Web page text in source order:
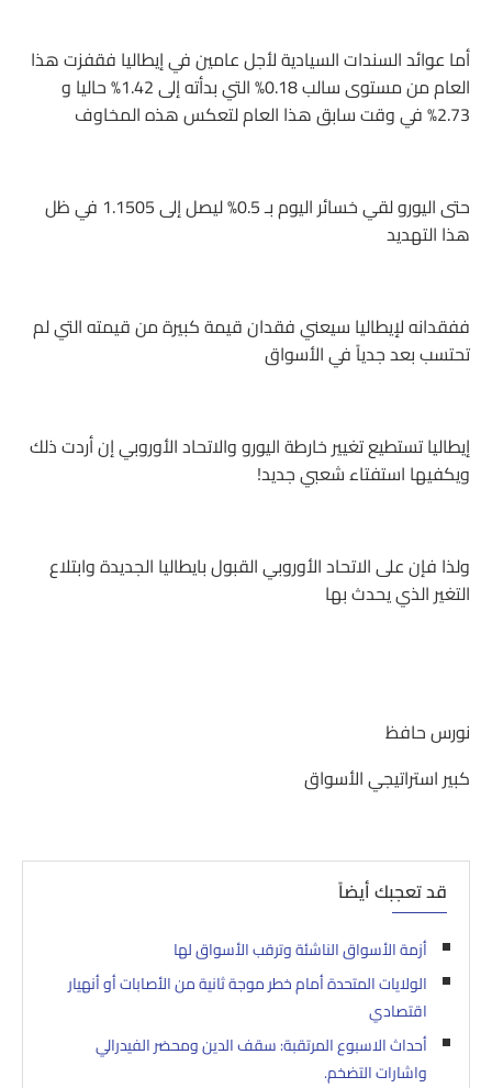
أما عوائد السندات السيادية لأجل عامين في إيطاليا فقفزت هذا
العام من مستوى سالب 0.18% التي بدأته إلى 1.42% حاليا و
2.73% في وقت سابق هذا العام لتعكس هذه المخاوف
حتى اليورو لقي خسائر اليوم بـ 0.5% ليصل إلى 1.1505 في ظل
هذا التهديد
ففقدانه لإيطاليا سيعني فقدان قيمة كبيرة من قيمته التي لم
تحتسب بعد جدياً في الأسواق
إيطاليا تستطيع تغيير خارطة اليورو والاتحاد الأوروبي إن أردت ذلك
ويكفيها استفتاء شعبي جديد!
ولذا فإن على الاتحاد الأوروبي القبول بايطاليا الجديدة وابتلاع
التغير الذي يحدث بها
نورس حافظ
كبير استراتيجي الأسواق
قد تعجبك أيضاً
أزمة الأسواق الناشئة وترقب الأسواق لها
الولايات المتحدة أمام خطر موجة ثانية من الأصابات أو أنهيار
اقتصادي
أحداث الاسبوع المرتقبة: سقف الدين ومحضر الفيدرالي
واشارات التضخم.